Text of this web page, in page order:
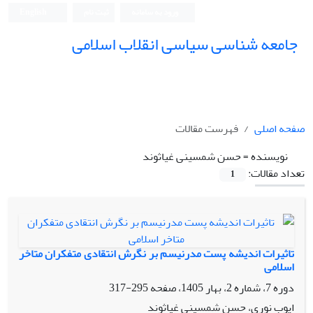
جامعه شناسی سیاسی انقلاب اسلامی
صفحه اصلی
فهرست مقالات
نویسنده =حسن شمسینی غیاثوند
تعداد مقالات:
1
تاثیرات اندیشه پست مدرنیسم بر نگرش انتقادی متفکران متاخر
اسلامی
دوره 7، شماره 2، بهار 1405، صفحه
295-317
ایوب نوری، حسن شمسینی غیاثوند